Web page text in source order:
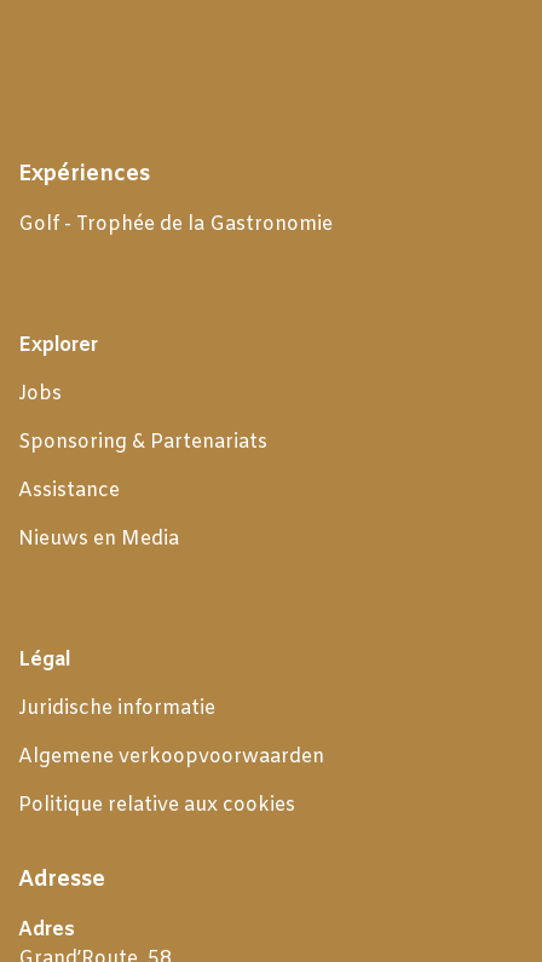
Expériences
Golf - Trophée de la Gastronomie
Explorer
Jobs
Sponsoring & Partenariats
Assistance
Nieuws en Media
Légal
Juridische informatie
Algemene verkoopvoorwaarden
Politique relative aux cookies
Adresse
Adres